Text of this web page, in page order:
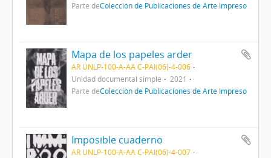
Parte deColección de Publicaciones de Arte Impreso
Mapa de los papeles arder
AR UNLP-100-A-AA C-PAI(06)-4-006
Unidad documental simple
2021
Parte deColección de Publicaciones de Arte Impreso
Imposible cuaderno
AR UNLP-100-A-AA C-PAI(06)-4-007